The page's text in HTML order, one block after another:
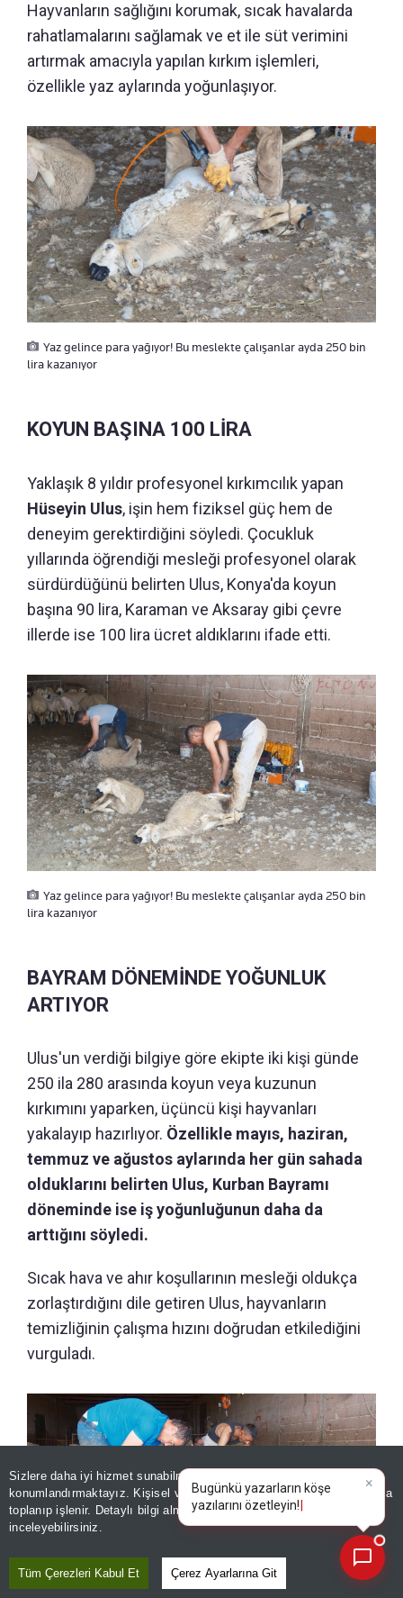
Sizlere daha iyi hizmet sunabilmek adına sitemizde
konumlandırmaktayız. Kişisel verileriniz, KVKK ve GDPR kapsamında
toplanıp işlenir. Detaylı bilgi almak içinAydınlatma Metnimizi
inceleyebilirsiniz.
Tüm Çerezleri Kabul Et Çerez Ayarlarına Git
Hayvanların sağlığını korumak, sıcak havalarda
rahatlamalarını sağlamak ve et ile süt verimini
artırmak amacıyla yapılan kırkım işlemleri,
özellikle yaz aylarında yoğunlaşıyor.
Yaz gelince para yağıyor! Bu meslekte çalışanlar ayda 250 bin
lira kazanıyor
KOYUN BAŞINA 100 LİRA
Yaklaşık 8 yıldır profesyonel kırkımcılık yapan
Hüseyin Ulus, işin hem fiziksel güç hem de
deneyim gerektirdiğini söyledi. Çocukluk
yıllarında öğrendiği mesleği profesyonel olarak
sürdürdüğünü belirten Ulus, Konya'da koyun
başına 90 lira, Karaman ve Aksaray gibi çevre
illerde ise 100 lira ücret aldıklarını ifade etti.
Yaz gelince para yağıyor! Bu meslekte çalışanlar ayda 250 bin
lira kazanıyor
BAYRAM DÖNEMİNDE YOĞUNLUK
ARTIYOR
Ulus'un verdiği bilgiye göre ekipte iki kişi günde
250 ila 280 arasında koyun veya kuzunun
kırkımını yaparken, üçüncü kişi hayvanları
yakalayıp hazırlıyor. Özellikle mayıs, haziran,
temmuz ve ağustos aylarında her gün sahada
olduklarını belirten Ulus, Kurban Bayramı
döneminde ise iş yoğunluğunun daha da
arttığını söyledi.
Sıcak hava ve ahır koşullarının mesleği oldukça
zorlaştırdığını dile getiren Ulus, hayvanların
temizliğinin çalışma hızını doğrudan etkilediğini
vurguladı.
Bugünkü yazarların köşe yazıl